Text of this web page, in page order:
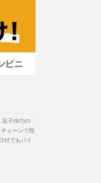
逗子(6/7)の
ェーンで指
付でもバイ